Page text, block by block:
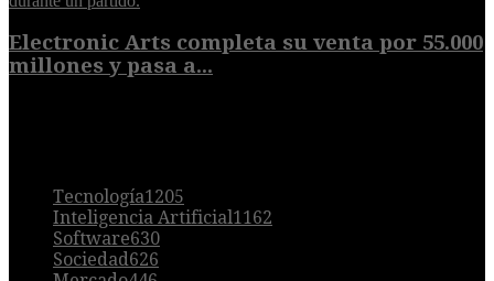
Electronic Arts completa su venta por 55.000
millones y pasa a...
Tecnología1205
Inteligencia Artificial 1162
Software630
Sociedad 626